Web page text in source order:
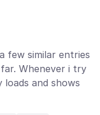
few similar entries
Whenever i try
and shows